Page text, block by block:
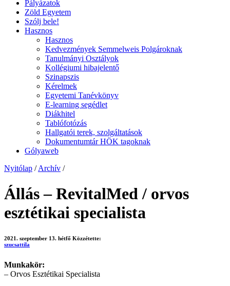
Pályázatok
Zöld Egyetem
Szólj bele!
Hasznos
Hasznos
Kedvezmények Semmelweis Polgároknak
Tanulmányi Osztályok
Kollégiumi hibajelentő
Szinapszis
Kérelmek
Egyetemi Tanévkönyv
E-learning segédlet
Diákhitel
Tablófotózás
Hallgatói terek, szolgáltatások
Dokumentumtár HÖK tagoknak
Gólyaweb
Nyitólap /Archív /
Állás – RevitalMed / orvos
esztétikai specialista
2021. szeptember 13. hétfő Közzétette:
szucsattila
Munkakör:
– Orvos Esztétikai Specialista